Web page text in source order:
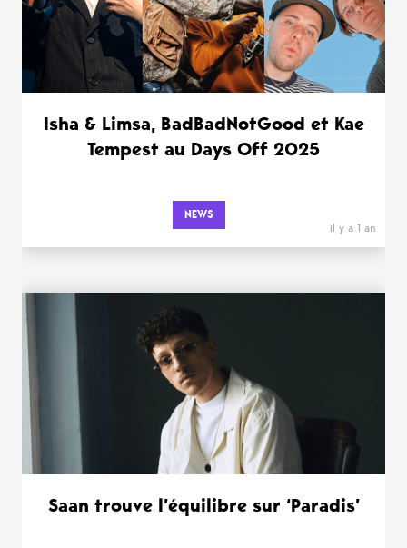
Isha & Limsa, BadBadNotGood et Kae
Tempest au Days Off 2025
NEWS
il y a 1 an
Saan trouve l’équilibre sur ‘Paradis’